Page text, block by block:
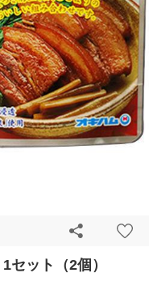
セット（2個）